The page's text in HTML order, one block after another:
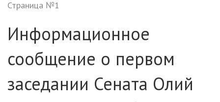
Страница №1
Информационное
сообщение о первом
заседании Сената Олий